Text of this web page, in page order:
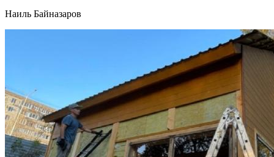
Наиль Байназаров